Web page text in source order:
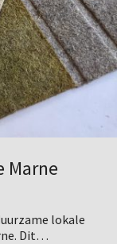
Marne
lokale
Dit…